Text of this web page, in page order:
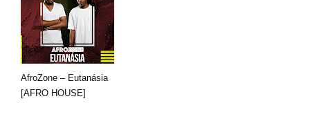
AfroZone – Eutanásia
[AFRO HOUSE]